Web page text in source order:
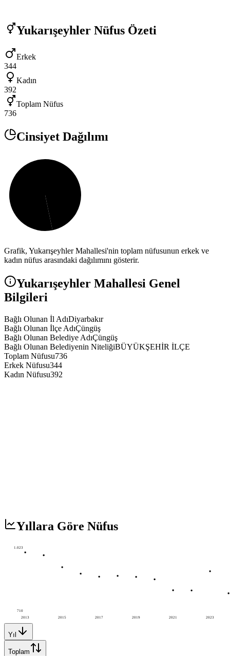
Yukarışeyhler Nüfus Özeti
Erkek
344
Kadın
392
Toplam Nüfus
736
Cinsiyet Dağılımı
Grafik, YukarışeyhlerMahallesi'nin toplam nüfusunun erkek ve
kadın nüfus arasındaki dağılımını gösterir.
Yukarışeyhler Mahallesi Genel
Bilgileri
Bağlı Olunan İl AdıDiyarbakır
Bağlı Olunan İlçe AdıÇüngüş
Bağlı Olunan Belediye AdıÇüngüş
Bağlı Olunan Belediyenin NiteliğiBÜYÜKŞEHİR İLÇE
Toplam Nüfusu736
Erkek Nüfusu344
Kadın Nüfusu392
Yıllara Göre Nüfus
2013 2015 2017 2019 2021 2023
1.023
710
Yıl
Toplam